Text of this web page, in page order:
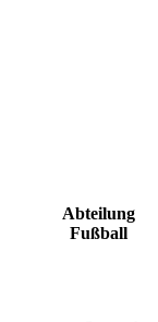
Abteilung
Fußball